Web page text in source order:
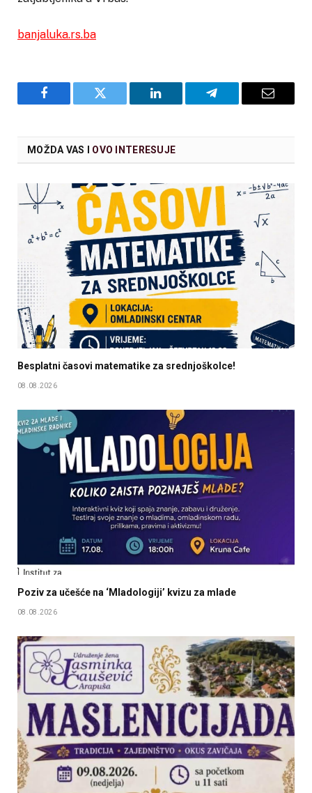
banjaluka.rs.ba
Facebook Twitter LinkedIn Telegram Email
MOŽDA VAS I OVO INTERESUJE
Besplatni časovi matematike za srednjoškolce!
08.08.2026
Poziv za učešće na ‘Mladologiji’ kvizu za mlade
08.08.2026